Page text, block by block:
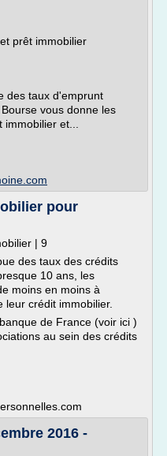
prêt immobilier
des taux d'emprunt
vous donne les
et...
pour
| 9
des taux des crédits
10 ans, les
moins en moins à
leur crédit immobilier.
de France (voir ici )
au sein des crédits
2016 -